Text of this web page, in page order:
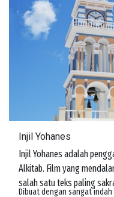
Injil Yohanes
Injil Yohanes adalah
Alkitab. Film yang
salah satu teks paling
Dibuat dengan sangat